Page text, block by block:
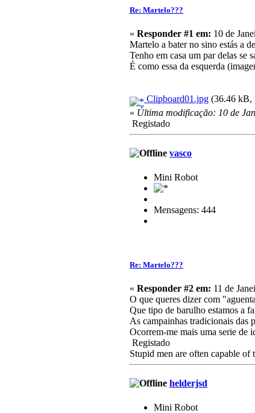
Re: Martelo???
« Responder #1 em: 10 de
Martelo a bater no sino estás a
Tenho em casa um par delas se
É como essa da esquerda
Clipboard01.jpg (36.46 kB,
« Última modificação: 10 de
Registado
vasco
Mini Robot
Mensagens: 444
Re: Martelo???
« Responder #2 em: 11 de
O que queres dizer com
Que tipo de barulho estamos a
As campainhas tradicionais das
Ocorrem-me mais uma serie de
Registado
Stupid men are often capable
helderjsd
Mini Robot